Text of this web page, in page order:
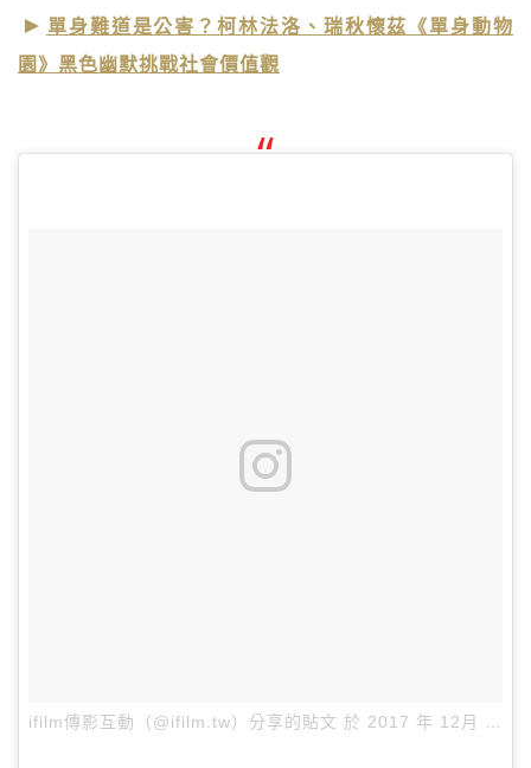
單身難道是公害？柯林法洛、瑞秋懷茲《單身動物
園》黑色幽默挑戰社會價值觀
ifilm傳影互動（@ifilm.tw）分享的貼文 於 2017 年 12月 月 7 6:10下午 PST